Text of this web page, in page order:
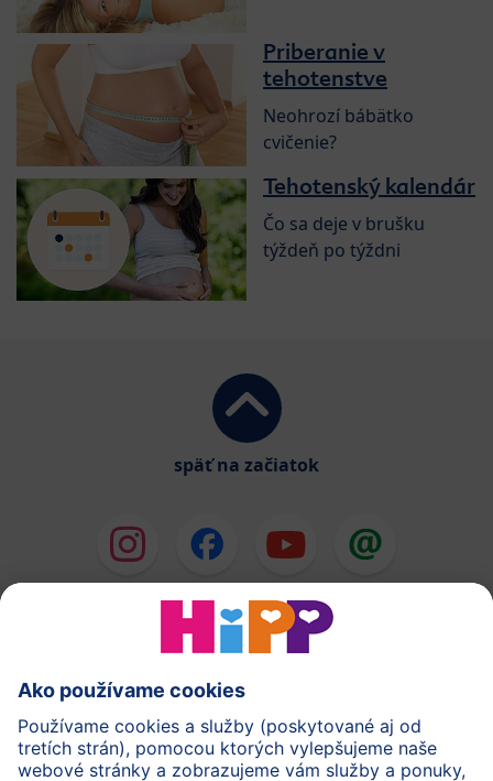
Priberanie v
tehotenstve
Neohrozí bábätko
cvičenie?
Tehotenský kalendár
Čo sa deje v brušku
týždeň po týždni
späť na začiatok
HiPP Mlieka
HiPP Príkrmy
HiPP Tehotenstvo